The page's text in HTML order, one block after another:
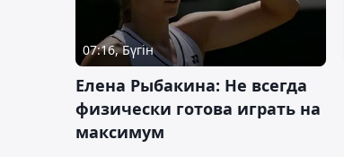
07:16, Бүгін
Елена Рыбакина: Не всегда
физически готова играть на
максимум